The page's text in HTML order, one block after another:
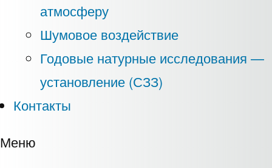
атмосферу
Шумовое воздействие
Годовые натурные исследования —
установление (СЗЗ)
Контакты
Меню